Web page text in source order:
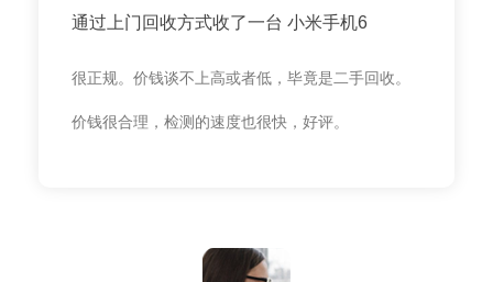
通过上门回收方式收了一台 小米手机6
很正规。价钱谈不上高或者低，毕竟是二手回收。
价钱很合理，检测的速度也很快，好评。